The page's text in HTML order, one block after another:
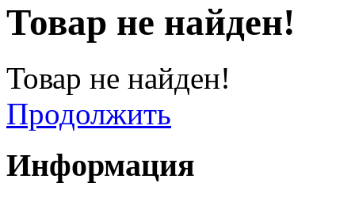
Товар не найден!
Товар не найден!
Продолжить
Информация